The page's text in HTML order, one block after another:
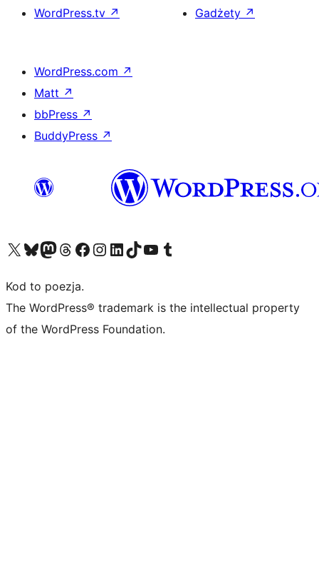
WordPress.tv ↗
Gadżety ↗
WordPress.com ↗
Matt ↗
bbPress ↗
BuddyPress ↗
Odwiedź nasze konto X (dawniej Twitter)
Odwiedź nasze konto Bluesky
Odwiedź nasze konto na Mastodoncie
Odwiedź naszego Threadsa
Odwiedź naszego Facebooka
Odwiedź nasze konto na Instagramie
Odwiedź nasze konto na LinkedIn
Odwiedź naszego TikToka
Odwiedź nasz kanał YouTube
Odwiedź naszego Tumblra
Kod to poezja.
The WordPress® trademark is the intellectual property
of the WordPress Foundation.